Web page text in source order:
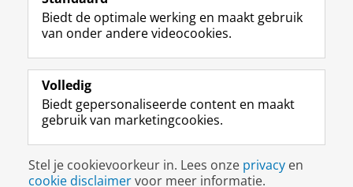
e
b
o
p
a
i
n
a
k
e
I
-
p
g
i
n
-
f
e
R
k
s
u
t
r
m
c
c
o
T
e
k
a
a
Studiekiezers
Alumni
Over ons
Disclaimer & Copyright
Inloggen
Biedt de optimale werking en maakt gebruik
van onder andere videocookies.
Volledig
Biedt gepersonaliseerde content en maakt
gebruik van marketingcookies.
Stel je cookievoorkeur in. Lees onze privacy en
cookie disclaimervoor meer informatie.